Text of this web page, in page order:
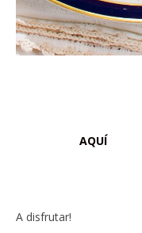
AQUÍ
A disfrutar!